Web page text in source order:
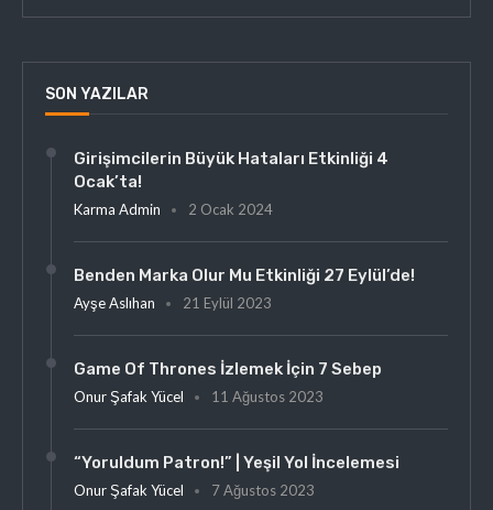
SON YAZILAR
Girişimcilerin Büyük Hataları Etkinliği 4
Ocak’ta!
Karma Admin 2 Ocak 2024
Benden Marka Olur Mu Etkinliği 27 Eylül’de!
Ayşe Aslıhan 21 Eylül 2023
Game Of Thrones İzlemek İçin 7 Sebep
Onur Şafak Yücel 11 Ağustos 2023
“Yoruldum Patron!” | Yeşil Yol İncelemesi
Onur Şafak Yücel 7 Ağustos 2023